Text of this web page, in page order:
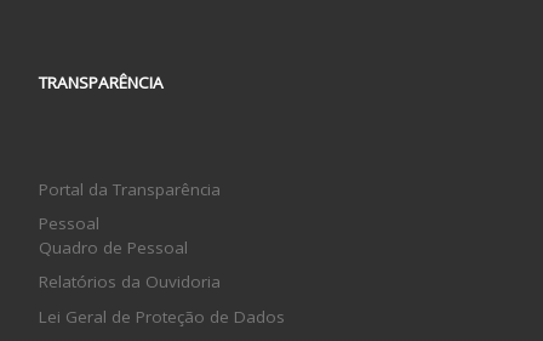
TRANSPARÊNCIA
Portal da Transparência
Pessoal
Quadro de Pessoal
Relatórios da Ouvidoria
Lei Geral de Proteção de Dados